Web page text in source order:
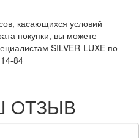
касающихся условий
покупки, вы можете
SILVER-LUXE по
84
ОТЗЫВ